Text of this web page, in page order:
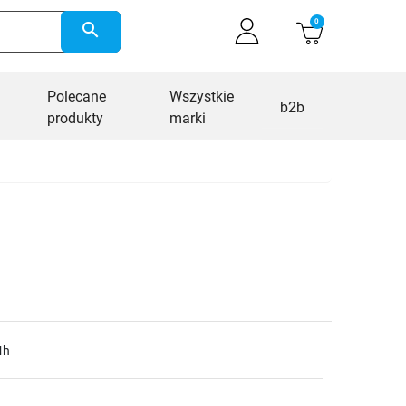
search 0
Polecane
produkty
Wszystkie
marki
b2b